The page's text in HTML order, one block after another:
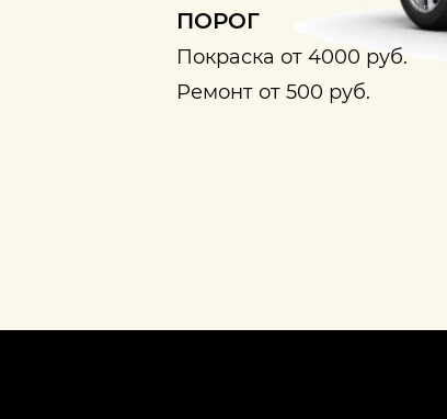
ПОРОГ
Покраска от 4000 руб.
Ремонт от 500 руб.